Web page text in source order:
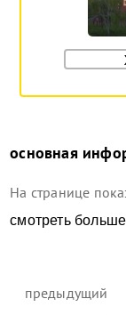
основная
На странице
смотреть больше
предыдущий